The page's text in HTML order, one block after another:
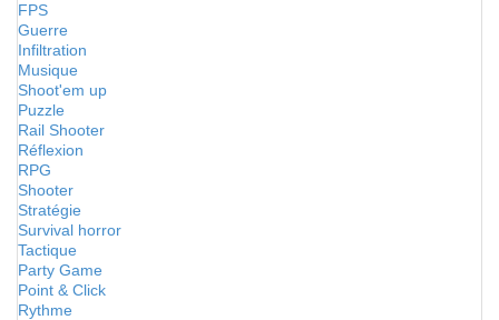
FPS
Guerre
Infiltration
Musique
Shoot'em up
Puzzle
Rail Shooter
Réflexion
RPG
Shooter
Stratégie
Survival horror
Tactique
Party Game
Point & Click
Rythme